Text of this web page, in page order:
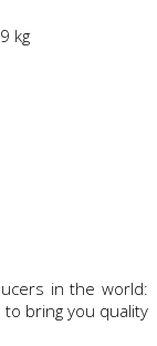
kg
in the world:
bring you quality